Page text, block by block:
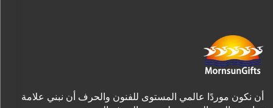
أن نكون موردًا عالمي المستوى للفنون والحرف أن نبني علامة